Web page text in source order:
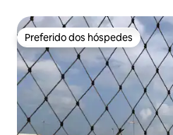
Preferido dos hóspedes
Preferido dos hóspedes